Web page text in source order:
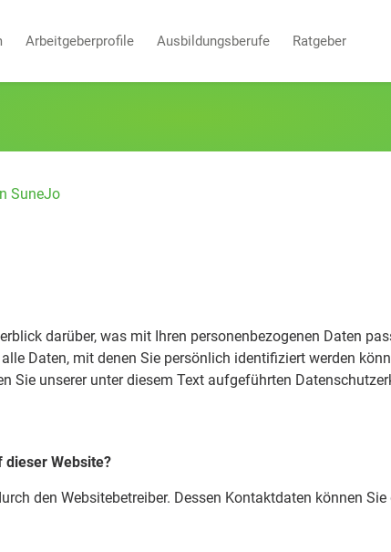
Arbeitgeberprofile Ausbildungsberufe Ratgeber
SuneJo
darüber, was mit Ihren personenbezogenen Daten
Daten, mit denen Sie persönlich identifiziert werden
Sie unserer unter diesem Text aufgeführten
Website?
den Websitebetreiber. Dessen Kontaktdaten können